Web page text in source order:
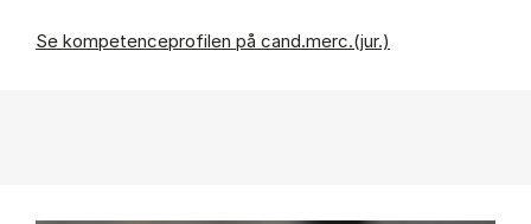
Se kompetenceprofilen på cand.merc.(jur.)